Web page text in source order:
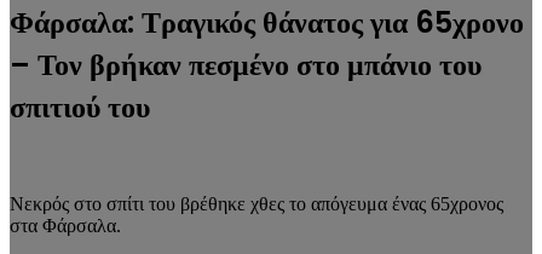
Φάρσαλα: Τραγικός θάνατος για 65χρονο
– Τον βρήκαν πεσμένο στο μπάνιο του
σπιτιού του
Νεκρός στο σπίτι του βρέθηκε χθες το απόγευμα ένας 65χρονος
στα Φάρσαλα.